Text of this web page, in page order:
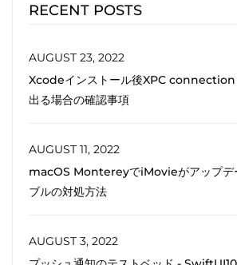
RECENT POSTS
AUGUST 23, 2022
Xcodeインストール後XPC
出る場合の確認事項
AUGUST 11, 2022
macOS MontereyでiMovieがアップデ
ブルの対処方法
AUGUST 3, 2022